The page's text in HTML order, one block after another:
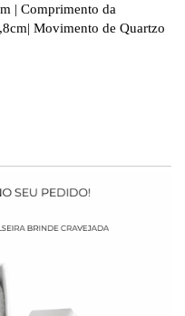
| Comprimento da
Movimento de Quartzo